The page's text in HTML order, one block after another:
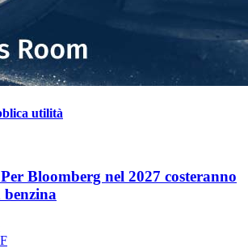
utilità
Bloomberg nel 2027 costeranno
benzina